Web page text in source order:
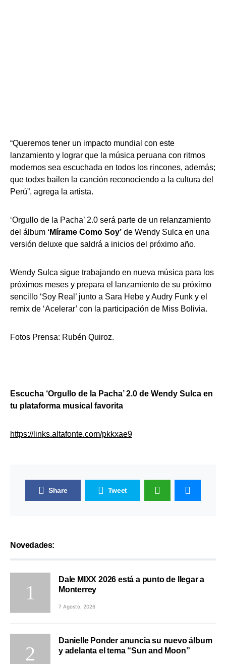
“Queremos tener un impacto mundial con este
lanzamiento y lograr que la música peruana con ritmos
modernos sea escuchada en todos los rincones, además;
que todxs bailen la canción reconociendo a la cultura del
Perú”, agrega la artista.
‘Orgullo de la Pacha’ 2.0 será parte de un relanzamiento
del álbum ‘Mírame Como Soy’ de Wendy Sulca en una
versión deluxe que saldrá a inicios del próximo año.
Wendy Sulca sigue trabajando en nueva música para los
próximos meses y prepara el lanzamiento de su próximo
sencillo ‘Soy Real’ junto a Sara Hebe y Audry Funk y el
remix de ‘Acelerar’ con la participación de Miss Bolivia.
Fotos Prensa: Rubén Quiroz.
Escucha ‘Orgullo de la Pacha’ 2.0 de Wendy Sulca en
tu plataforma musical favorita
https://links.altafonte.com/pkkxae9
Share Tweet
Novedades:
Dale MIXX 2026 está a punto de llegar a
Monterrey
7 Agosto, 2026
Danielle Ponder anuncia su nuevo álbum
y adelanta el tema “Sun and Moon”